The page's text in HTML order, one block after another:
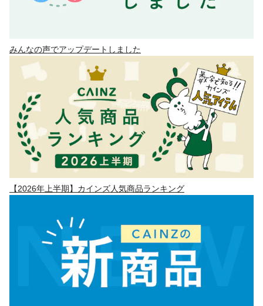
みんなの声でアップデートしました
【2026年上半期】カインズ人気商品ランキング